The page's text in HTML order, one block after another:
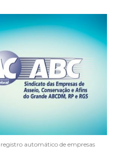
automático de empresas